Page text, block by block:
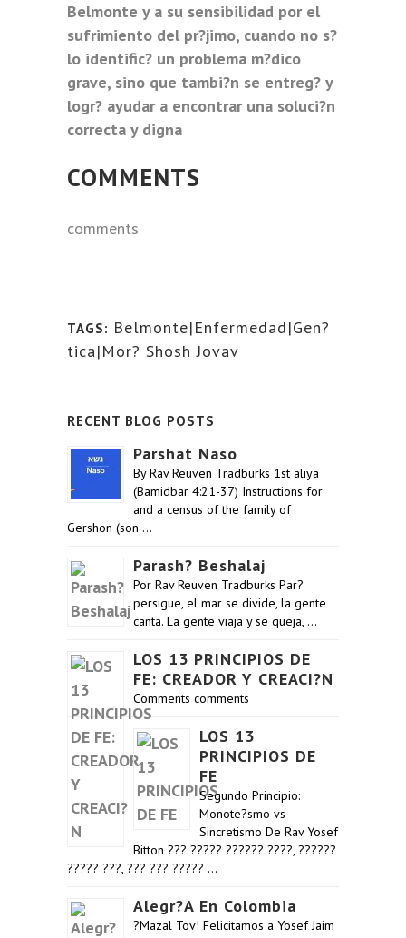
Belmonte y a su sensibilidad por el
sufrimiento del pr?jimo, cuando no s?
lo identific? un problema m?dico
grave, sino que tambi?n se entreg? y
logr? ayudar a encontrar una soluci?n
correcta y digna
COMMENTS
comments
TAGS: Belmonte|Enfermedad|Gen?
tica|Mor? Shosh Jovav
RECENT BLOG POSTS
Parshat Naso
By Rav Reuven Tradburks 1st aliya
(Bamidbar 4:21-37) Instructions for
and a census of the family of
Gershon (son …
Parash? Beshalaj
Por Rav Reuven Tradburks Par?
persigue, el mar se divide, la gente
canta. La gente viaja y se queja, …
LOS 13 PRINCIPIOS DE
FE: CREADOR Y CREACI?N
Comments comments
LOS 13
PRINCIPIOS DE
FE
Segundo Principio:
Monote?smo vs
Sincretismo De Rav Yosef
Bitton ??? ????? ?????? ????, ??????
????? ???, ??? ??? ????? …
Alegr?a En Colombia
?Mazal Tov! Felicitamos a Yosef Jaim